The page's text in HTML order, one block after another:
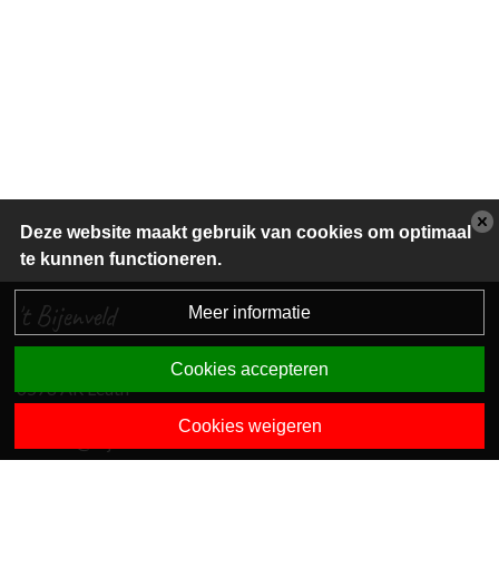
't Bijenveld
6578 AR Leuth
Deze website maakt gebruik van cookies om optimaal
te kunnen functioneren.
Meer informatie
Cookies accepteren
Cookies weigeren